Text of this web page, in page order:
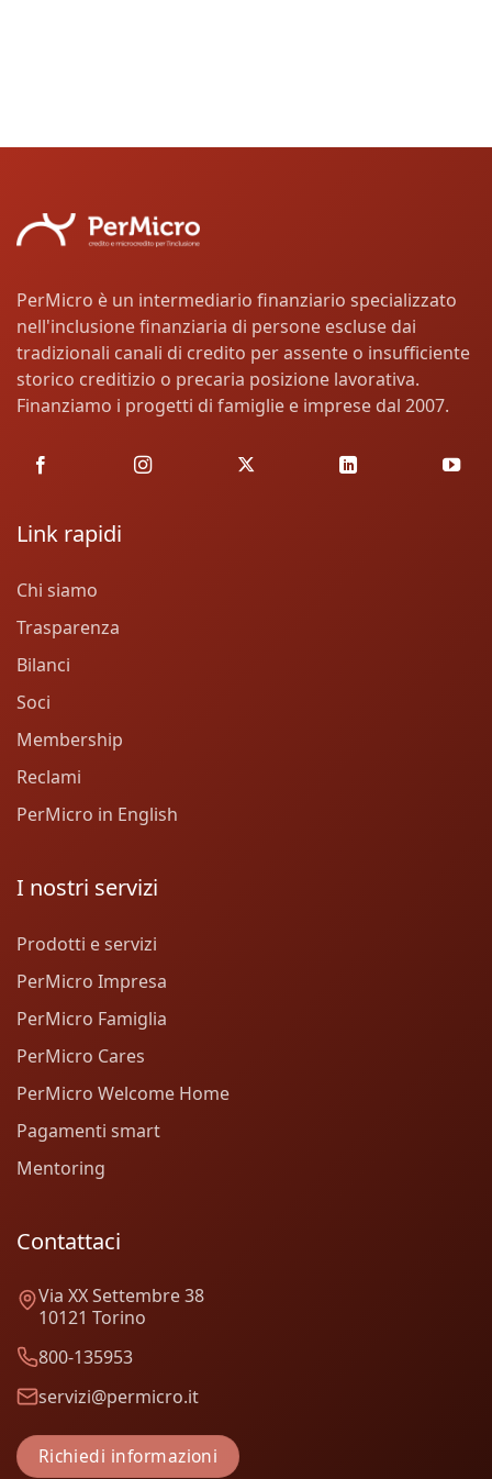
PerMicro è un intermediario finanziario specializzato
nell'inclusione finanziaria di persone escluse dai
tradizionali canali di credito per assente o insufficiente
storico creditizio o precaria posizione lavorativa.
Finanziamo i progetti di famiglie e imprese dal 2007.
Link rapidi
Chi siamo
Trasparenza
Bilanci
Soci
Membership
Reclami
PerMicro in English
I nostri servizi
Prodotti e servizi
PerMicro Impresa
PerMicro Famiglia
PerMicro Cares
PerMicro Welcome Home
Pagamenti smart
Mentoring
Contattaci
Via XX Settembre 38
10121 Torino
800-135953
servizi@permicro.it
Richiedi informazioni